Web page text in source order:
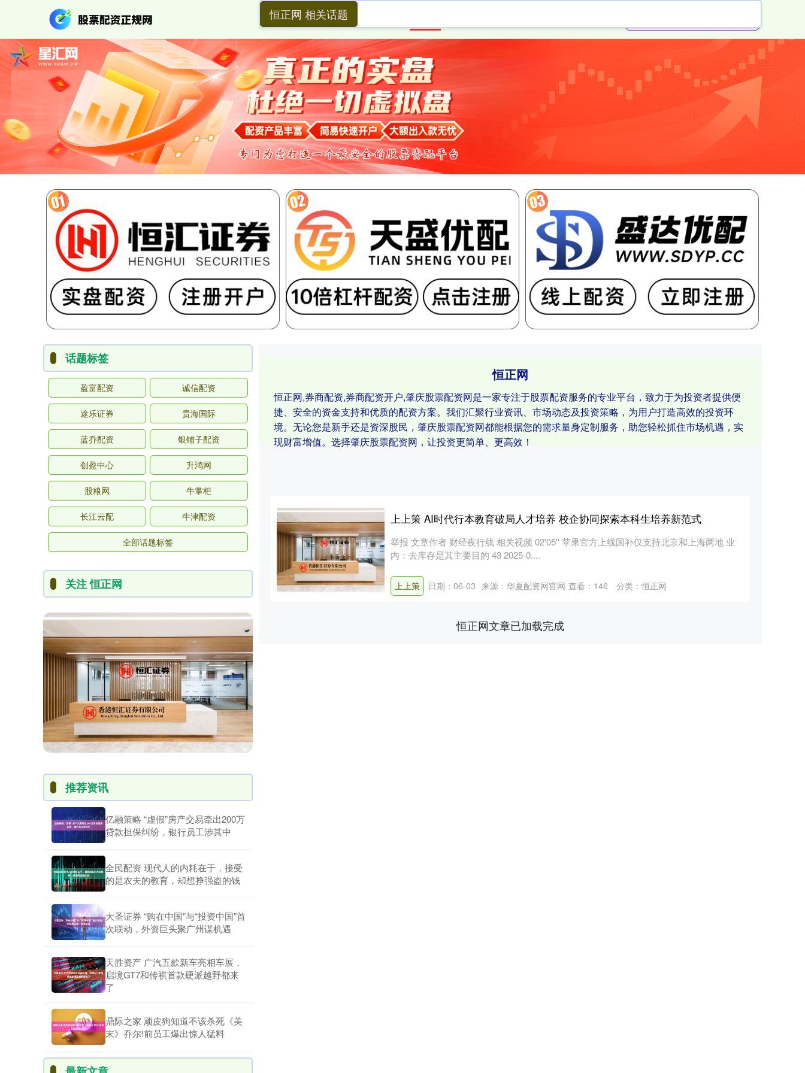
恒正网
恒正网,券商配资,券商配资开户,肇庆股票配资网是一家专注于股票配资服务的专业平台，致力于为投资者提供便
捷、安全的资金支持和优质的配资方案。我们汇聚行业资讯、市场动态及投资策略，为用户打造高效的投资环
境。无论您是新手还是资深股民，肇庆股票配资网都能根据您的需求量身定制服务，助您轻松抓住市场机遇，实
现财富增值。选择肇庆股票配资网，让投资更简单、更高效！
恒正网 相关话题
上上策 AI时代行本教育破局人才培养 校企协同探索本科生培养新范式
举报 文章作者 财经夜行线 相关视频 02'05'' 苹果官方上线国补仅支持北京和上海两地 业
内：去库存是其主要目的 43 2025-0....
上上策 日期：06-03 来源：华夏配资网官网 查看： 146 分类：恒正网
恒正网文章已加载完成
话题标签
盈富配资 诚信配资
途乐证券 贵海国际
蓝乔配资 银铺子配资
创盈中心 升鸿网
股粮网 牛掌柜
长江云配 牛津配资
全部话题标签
关注 恒正网
推荐资讯
亿融策略 “虚假”房产交易牵出200万
贷款担保纠纷，银行员工涉其中
全民配资 现代人的内耗在于，接受
的是农夫的教育，却想挣强盗的钱
大圣证券 “购在中国”与“投资中国”首
次联动，外资巨头聚广州谋机遇
天胜资产 广汽五款新车亮相车展，
启境GT7和传祺首款硬派越野都来
了
鼎际之家 顽皮狗知道不该杀死《美
末》乔尔!前员工爆出惊人猛料